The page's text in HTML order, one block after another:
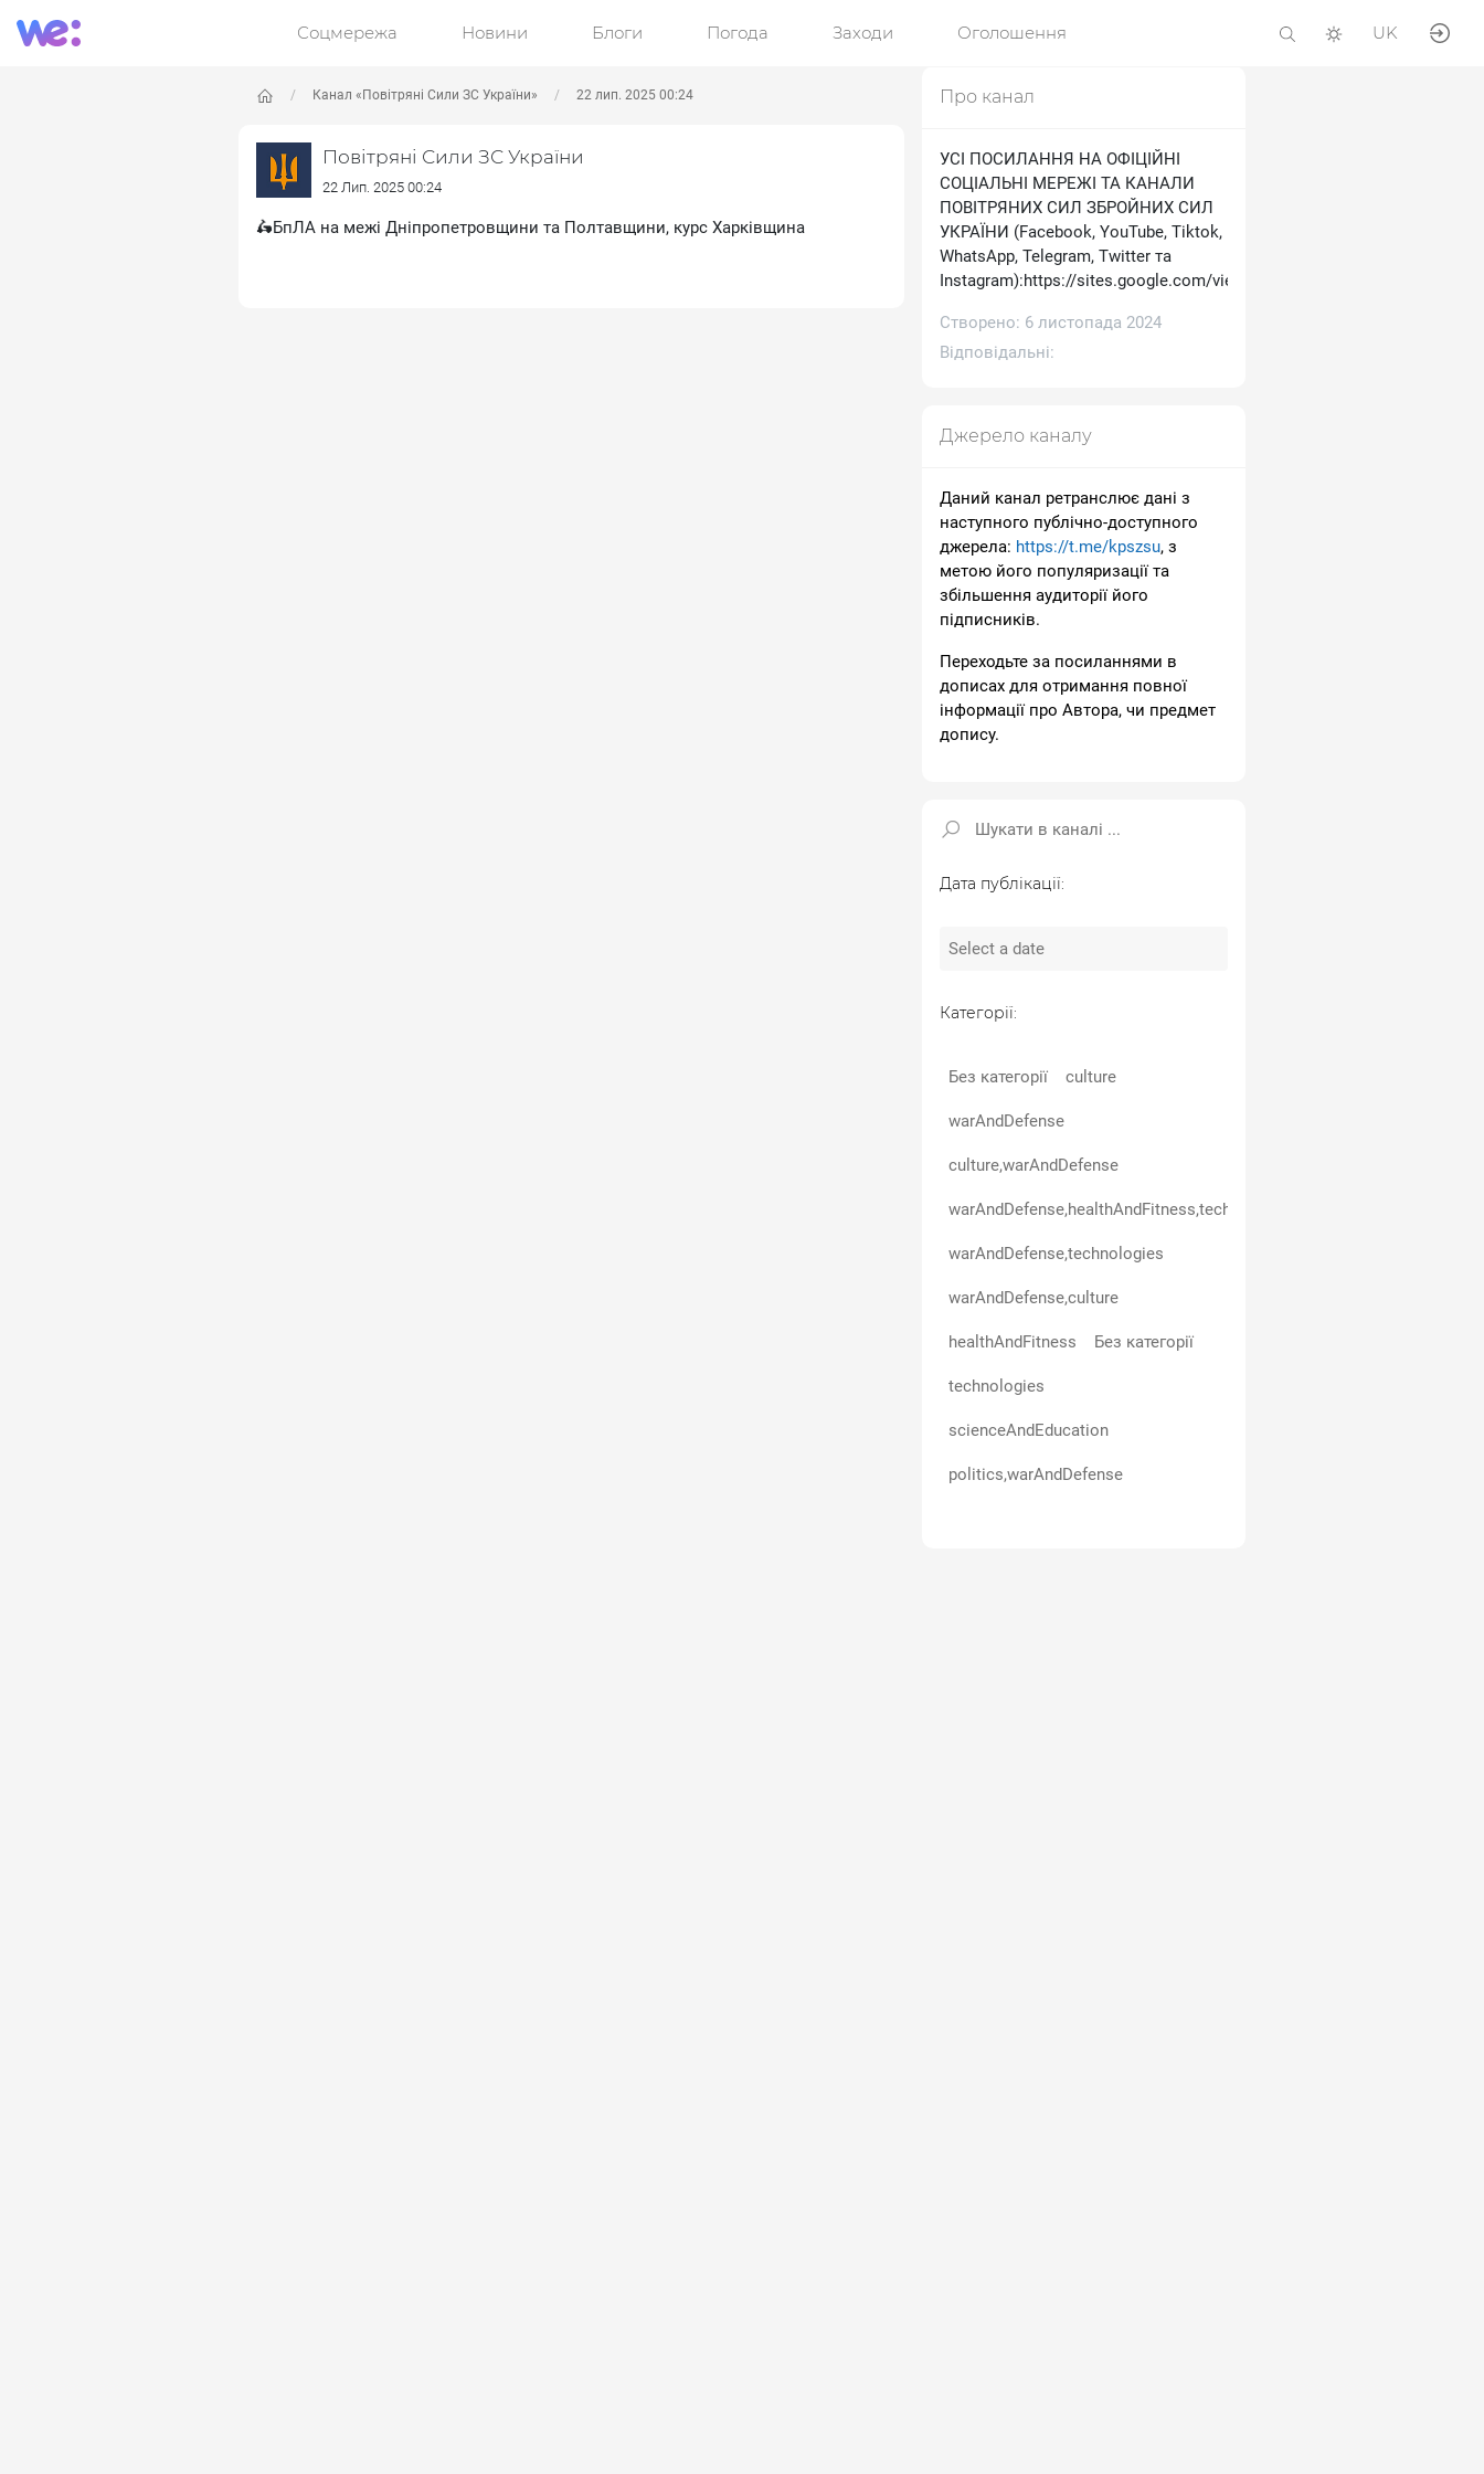
Соцмережа Новини Блоги Погода Заходи Оголошення UK
Канал «Повітряні Сили ЗС України» 22 лип. 2025 00:24
Повітряні Сили ЗС України
22 Лип. 2025 00:24
🛵БпЛА на межі Дніпропетровщини та Полтавщини, курс Харківщина
Про канал
УСІ ПОСИЛАННЯ НА ОФІЦІЙНІ
СОЦІАЛЬНІ МЕРЕЖІ ТА КАНАЛИ
ПОВІТРЯНИХ СИЛ ЗБРОЙНИХ СИЛ
УКРАЇНИ (Facebook, YouTube, Tiktok,
WhatsApp, Telegram, Тwitter та
Іnstagram):https://sites.google.com/view/ukrainianairforce
Створено: 6 листопада 2024
Відповідальні:
Джерело каналу
Даний канал ретранслює дані з
наступного публічно-доступного
джерела: https://t.me/kpszsu, з
метою його популяризації та
збільшення аудиторії його
підписників.
Переходьте за посиланнями в
дописах для отримання повної
інформації про Автора, чи предмет
допису.
Дата публікації:
Категорії:
Без категорії culture
warAndDefense
culture,warAndDefense
warAndDefense,healthAndFitness,technologies
warAndDefense,technologies
warAndDefense,culture
healthAndFitness Без категорії
technologies
scienceAndEducation
politics,warAndDefense